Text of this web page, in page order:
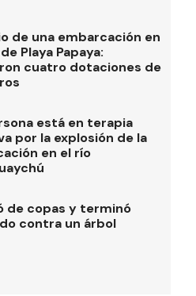
de una embarcación en
Playa Papaya:
cuatro dotaciones de
está en terapia
por la explosión de la
en el río
de copas y terminó
contra un árbol